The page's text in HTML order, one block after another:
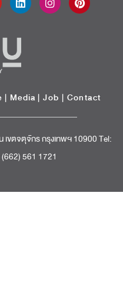
| Media |Job | Contact
ขตจตุจักร กรุงเทพฯ 10900 Tel:
561 1721